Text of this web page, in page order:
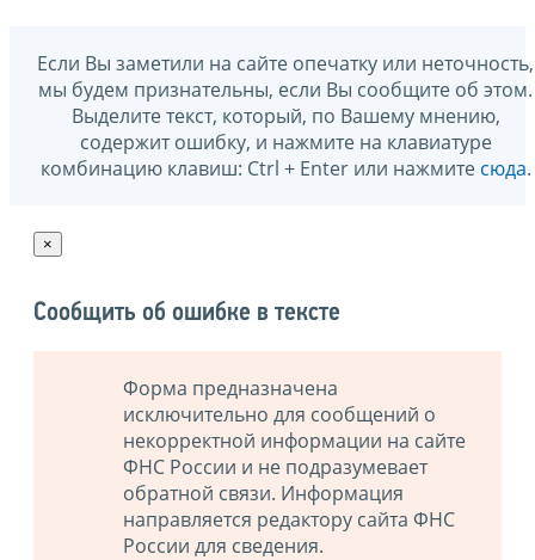
Если Вы заметили на сайте опечатку или неточность,
мы будем признательны, если Вы сообщите об этом.
Выделите текст, который, по Вашему мнению,
содержит ошибку, и нажмите на клавиатуре
комбинацию клавиш: Ctrl + Enter или нажмите сюда.
×
Сообщить об ошибке в тексте
Форма предназначена
исключительно для сообщений о
некорректной информации на сайте
ФНС России и не подразумевает
обратной связи. Информация
направляется редактору сайта ФНС
России для сведения.